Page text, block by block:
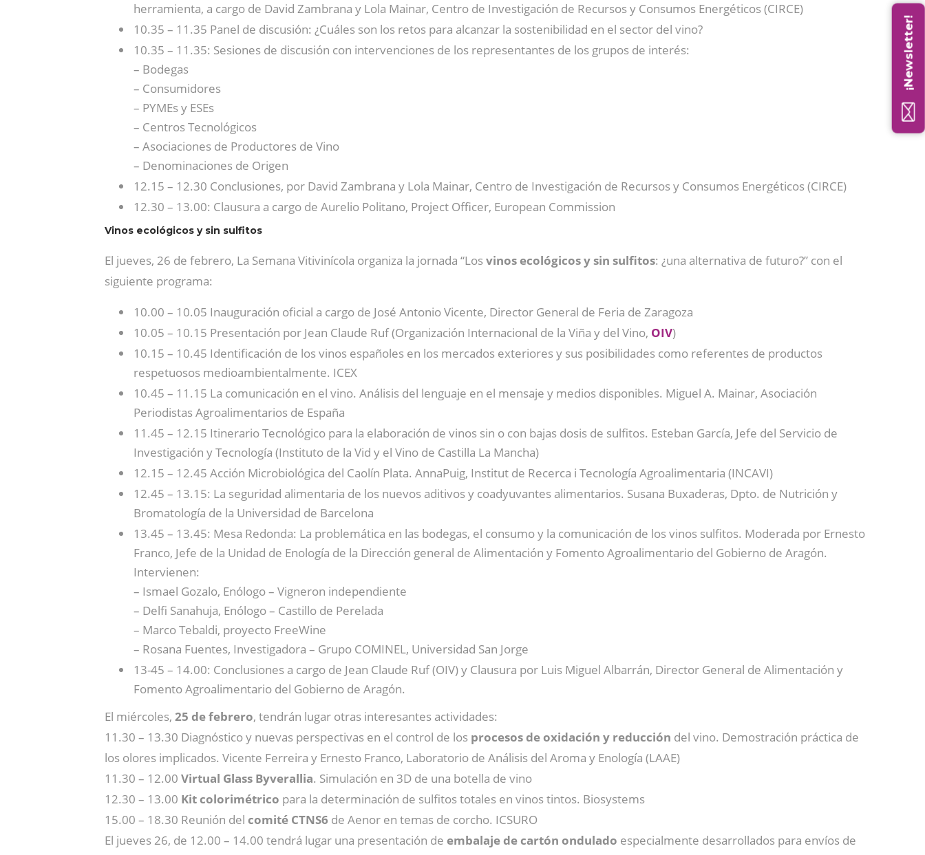
herramienta, a cargo de David Zambrana y Lola Mainar, Centro de Investigación de Recursos y Consumos Energéticos (CIRCE)
10.35 – 11.35 Panel de discusión: ¿Cuáles son los retos para alcanzar la sostenibilidad en el sector del vino?
10.35 – 11.35: Sesiones de discusión con intervenciones de los representantes de los grupos de interés:
– Bodegas
– Consumidores
– PYMEs y ESEs
– Centros Tecnológicos
– Asociaciones de Productores de Vino
– Denominaciones de Origen
12.15 – 12.30 Conclusiones, por David Zambrana y Lola Mainar, Centro de Investigación de Recursos y Consumos Energéticos (CIRCE)
12.30 – 13.00: Clausura a cargo de Aurelio Politano, Project Officer, European Commission
Vinos ecológicos y sin sulfitos
El jueves, 26 de febrero, La Semana Vitivinícola organiza la jornada “Losvinos ecológicos y sin sulfitos: ¿una alternativa de futuro?” con el
siguiente programa:
10.00 – 10.05 Inauguración oficial a cargo de José Antonio Vicente, Director General de Feria de Zaragoza
10.05 – 10.15 Presentación por Jean Claude Ruf (Organización Internacional de la Viña y del Vino, OIV)
10.15 – 10.45 Identificación de los vinos españoles en los mercados exteriores y sus posibilidades como referentes de productos
respetuosos medioambientalmente. ICEX
10.45 – 11.15 La comunicación en el vino. Análisis del lenguaje en el mensaje y medios disponibles. Miguel A. Mainar, Asociación
Periodistas Agroalimentarios de España
11.45 – 12.15 Itinerario Tecnológico para la elaboración de vinos sin o con bajas dosis de sulfitos. Esteban García, Jefe del Servicio de
Investigación y Tecnología (Instituto de la Vid y el Vino de Castilla La Mancha)
12.15 – 12.45 Acción Microbiológica del Caolín Plata. AnnaPuig, Institut de Recerca i Tecnología Agroalimentaria (INCAVI)
12.45 – 13.15: La seguridad alimentaria de los nuevos aditivos y coadyuvantes alimentarios. Susana Buxaderas, Dpto. de Nutrición y
Bromatología de la Universidad de Barcelona
13.45 – 13.45: Mesa Redonda: La problemática en las bodegas, el consumo y la comunicación de los vinos sulfitos. Moderada por Ernesto
Franco, Jefe de la Unidad de Enología de la Dirección general de Alimentación y Fomento Agroalimentario del Gobierno de Aragón.
Intervienen:
– Ismael Gozalo, Enólogo – Vigneron independiente
– Delfi Sanahuja, Enólogo – Castillo de Perelada
– Marco Tebaldi, proyecto FreeWine
– Rosana Fuentes, Investigadora – Grupo COMINEL, Universidad San Jorge
13-45 – 14.00: Conclusiones a cargo de Jean Claude Ruf (OIV) y Clausura por Luis Miguel Albarrán, Director General de Alimentación y
Fomento Agroalimentario del Gobierno de Aragón.
El miércoles, 25 de febrero, tendrán lugar otras interesantes actividades:
11.30 – 13.30 Diagnóstico y nuevas perspectivas en el control de los procesos de oxidación y reducción del vino. Demostración práctica de
los olores implicados. Vicente Ferreira y Ernesto Franco, Laboratorio de Análisis del Aroma y Enología (LAAE)
11.30 – 12.00 Virtual Glass Byverallia. Simulación en 3D de una botella de vino
12.30 – 13.00 Kit colorimétrico para la determinación de sulfitos totales en vinos tintos. Biosystems
15.00 – 18.30 Reunión del comité CTNS6 de Aenor en temas de corcho. ICSURO
El jueves 26, de 12.00 – 14.00 tendrá lugar una presentación de embalaje de cartón ondulado especialmente desarrollados para envíos de
¡Newsletter!